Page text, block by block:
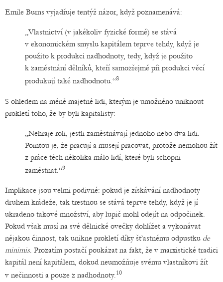
Emile Burns vyjadřuje tentýž názor, když poznamenává:
„Vlastnictví (v jakékoliv fyzické formě) se stává
v ekonomickém smyslu kapitálem teprve tehdy, když je
použito k produkci nadhodnoty, tedy, když je použito
k zaměstnání dělníků, kteří samozřejmě při produkci věcí
produkují také nadhodnotu.“8
S ohledem na méně majetné lidi, kterým je umožněno uniknout
prokletí toho, že by byli kapitalisty:
„Nehraje roli, jestli zaměstnávají jednoho nebo dva lidi.
Pointou je, že pracují a musejí pracovat, protože nemohou žít
z práce těch několika málo lidí, které byli schopni
zaměstnat.“9
Implikace jsou velmi podivné: pokud je získávání nadhodnoty
druhem krádeže, tak trestnou se stává teprve tehdy, když je jí
ukradeno takové množství, aby lupič mohl odejít na odpočinek.
Pokud však musí na své dělnické ovečky dohlížet a vykonávat
nějakou činnost, tak unikne prokletí díky šťastnému odpustku de
minimis. Prozatím postačí poukázat na fakt, že v marxistické tradici
kapitál není kapitálem, dokud neumožňuje svému vlastníkovi žít
v nečinnosti a pouze z nadhodnoty.10